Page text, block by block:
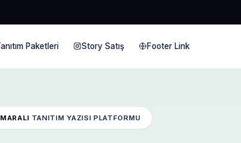
Paketleri Story Satış Footer Link
TANITIM YAZISI PLATFORMU